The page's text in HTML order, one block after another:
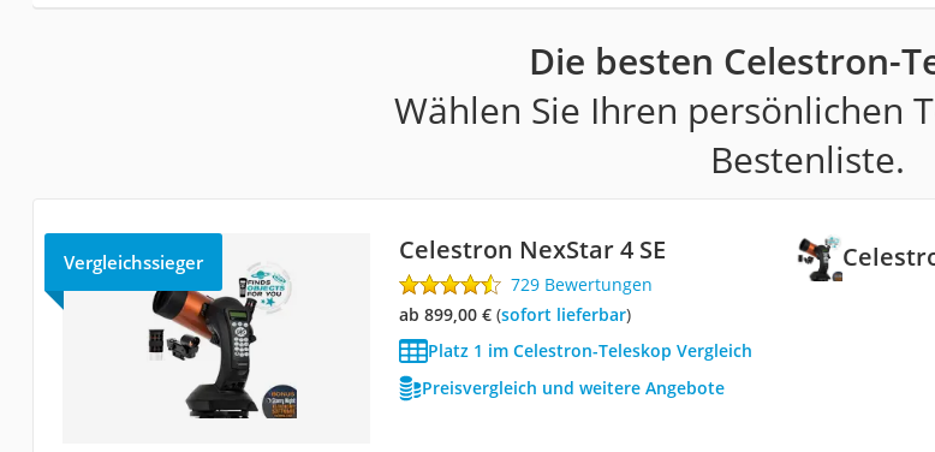
Die besten Celestron-
Wählen Sie Ihren persönlichen
Bestenliste.
Vergleichssieger Celestron NexStar 4 SE
729 Bewertungen
ab 899,00 €( Sofort lieferbar)
Platz 1 im Celestron-Teleskop Vergleich
Preisvergleich und weitere Angebote